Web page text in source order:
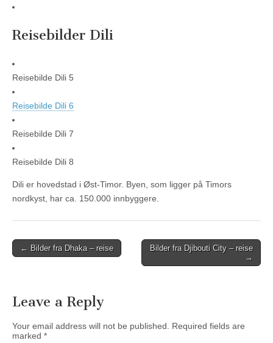
Reisebilder Dili
Reisebilde Dili 5
Reisebilde Dili 6
Reisebilde Dili 7
Reisebilde Dili 8
Dili er hovedstad i Øst-Timor. Byen, som ligger på Timors
nordkyst, har ca. 150.000 innbyggere.
Post
← Bilder fra Dhaka – reise
Bilder fra Djibouti City – reise
→
Leave a Reply
Your email address will not be published.
Required fields are
marked *